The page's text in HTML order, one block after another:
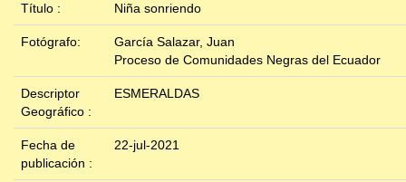
Título : Niña sonriendo
Fotógrafo:
García Salazar, Juan
Proceso de Comunidades Negras del Ecuador
Descriptor
Geográfico :
ESMERALDAS
Fecha de
publicación :
22-jul-2021